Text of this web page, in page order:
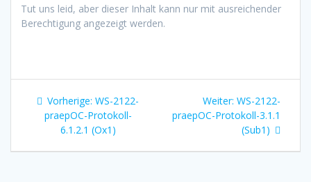
Tut uns leid, aber dieser Inhalt kann nur mit ausreichender
Berechtigung angezeigt werden.
Beitragsnavigation
Vorherige: Vorheriger
Beitrag:
WS-2122-
praepOC-Protokoll-
6.1.2.1 (Ox1)
Weiter: Nächster
Beitrag:
WS-2122-
praepOC-Protokoll-3.1.1
(Sub1)